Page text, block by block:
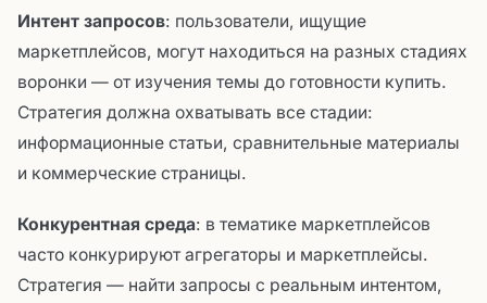
Интент запросов: пользователи, ищущие
маркетплейсов, могут находиться на разных стадиях
воронки — от изучения темы до готовности купить.
Стратегия должна охватывать все стадии:
информационные статьи, сравнительные материалы
и коммерческие страницы.
Конкурентная среда: в тематике маркетплейсов
часто конкурируют агрегаторы и маркетплейсы.
Стратегия — найти запросы с реальным интентом,